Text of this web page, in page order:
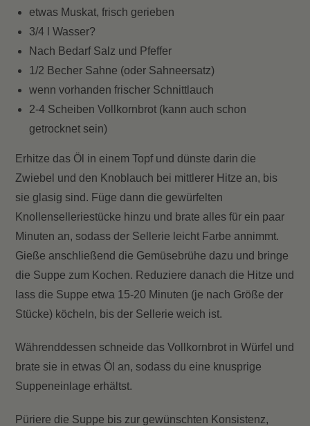
etwas Muskat, frisch gerieben
3/4 l Wasser?
Nach Bedarf Salz und Pfeffer
1/2 Becher Sahne (oder Sahneersatz)
wenn vorhanden frischer Schnittlauch
2-4 Scheiben Vollkornbrot (kann auch schon
getrocknet sein)
Erhitze das Öl in einem Topf und dünste darin die
Zwiebel und den Knoblauch bei mittlerer Hitze an, bis
sie glasig sind. Füge dann die gewürfelten
Knollenselleriestücke hinzu und brate alles für ein paar
Minuten an, sodass der Sellerie leicht Farbe annimmt.
Gieße anschließend die Gemüsebrühe dazu und bringe
die Suppe zum Kochen. Reduziere danach die Hitze und
lass die Suppe etwa 15-20 Minuten (je nach Größe der
Stücke) köcheln, bis der Sellerie weich ist.
Währenddessen schneide das Vollkornbrot in Würfel und
brate sie in etwas Öl an, sodass du eine knusprige
Suppeneinlage erhältst.
Püriere die Suppe bis zur gewünschten Konsistenz,